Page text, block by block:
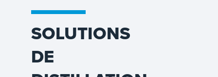
SOLUTIONS
DE